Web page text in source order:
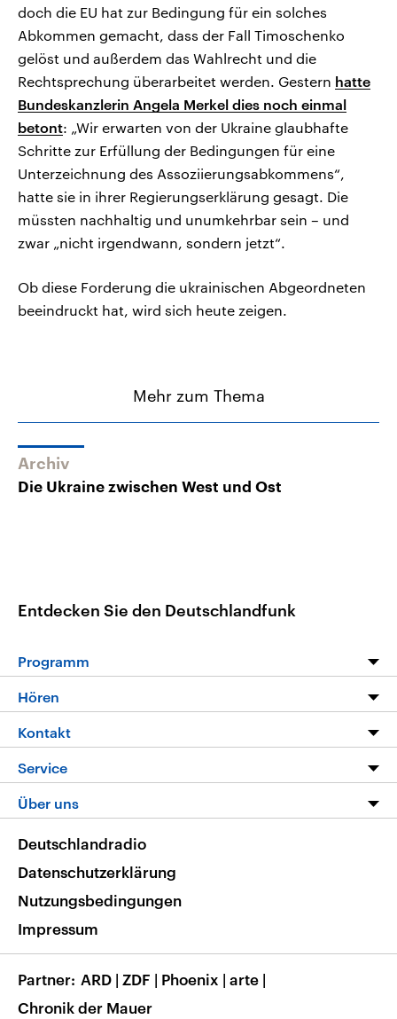
doch die EU hat zur Bedingung für ein solches
Abkommen gemacht, dass der Fall Timoschenko
gelöst und außerdem das Wahlrecht und die
Rechtsprechung überarbeitet werden. Gestern hatte
Bundeskanzlerin Angela Merkel dies noch einmal
betont: „Wir erwarten von der Ukraine glaubhafte
Schritte zur Erfüllung der Bedingungen für eine
Unterzeichnung des Assoziierungsabkommens“,
hatte sie in ihrer Regierungserklärung gesagt. Die
müssten nachhaltig und unumkehrbar sein – und
zwar „nicht irgendwann, sondern jetzt“.
Ob diese Forderung die ukrainischen Abgeordneten
beeindruckt hat, wird sich heute zeigen.
Mehr zum Thema
Archiv
Die Ukraine zwischen West und Ost
Entdecken Sie den Deutschlandfunk
Programm
Programm
Die Nachrichten
Nachrichtenleicht
Neue Beiträge auf dlf.de
Hören
Livestream
Podcasts
Deutschlandfunk App
Nachrichten App
Frequenzen
Kontakt
Hörerservice
Service
FAQ
Veranstaltungen
Musikliste
RSS
Über uns
Barrierefreiheit
Deutschlandradio
Datenschutzerklärung
Nutzungsbedingungen
Impressum
Partner ARD | ZDF | Phoenix | arte |
Chronik der Mauer